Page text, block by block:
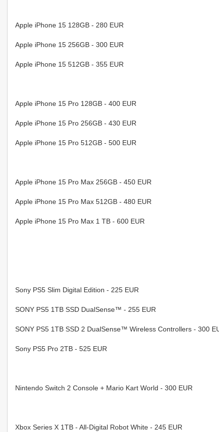
Apple iPhone 15 128GB - 280 EUR
Apple iPhone 15 256GB - 300 EUR
Apple iPhone 15 512GB - 355 EUR
Apple iPhone 15 Pro 128GB - 400 EUR
Apple iPhone 15 Pro 256GB - 430 EUR
Apple iPhone 15 Pro 512GB - 500 EUR
Apple iPhone 15 Pro Max 256GB - 450 EUR
Apple iPhone 15 Pro Max 512GB - 480 EUR
Apple iPhone 15 Pro Max 1 TB - 600 EUR
Sony PS5 Slim Digital Edition - 225 EUR
SONY PS5 1TB SSD DualSense™ - 255 EUR
SONY PS5 1TB SSD 2 DualSense™ Wireless Controllers - 300
Sony PS5 Pro 2TB - 525 EUR
Nintendo Switch 2 Console + Mario Kart World - 300 EUR
Xbox Series X 1TB - All-Digital Robot White - 245 EUR